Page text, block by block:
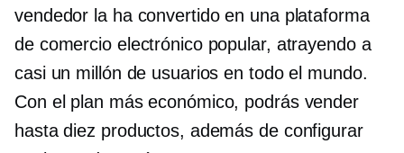
vendedor la ha convertido en una plataforma
de comercio electrónico popular, atrayendo a
casi un millón de usuarios en todo el mundo.
Con el plan más económico, podrás vender
hasta diez productos, además de configurar